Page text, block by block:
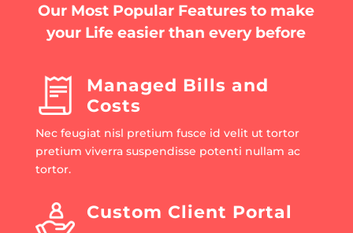
Our Most Popular Features to make
your Life easier than every before
Managed Bills and
Costs
Nec feugiat nisl pretium fusce id velit ut tortor
pretium viverra suspendisse potenti nullam ac
tortor.
Custom Client Portal